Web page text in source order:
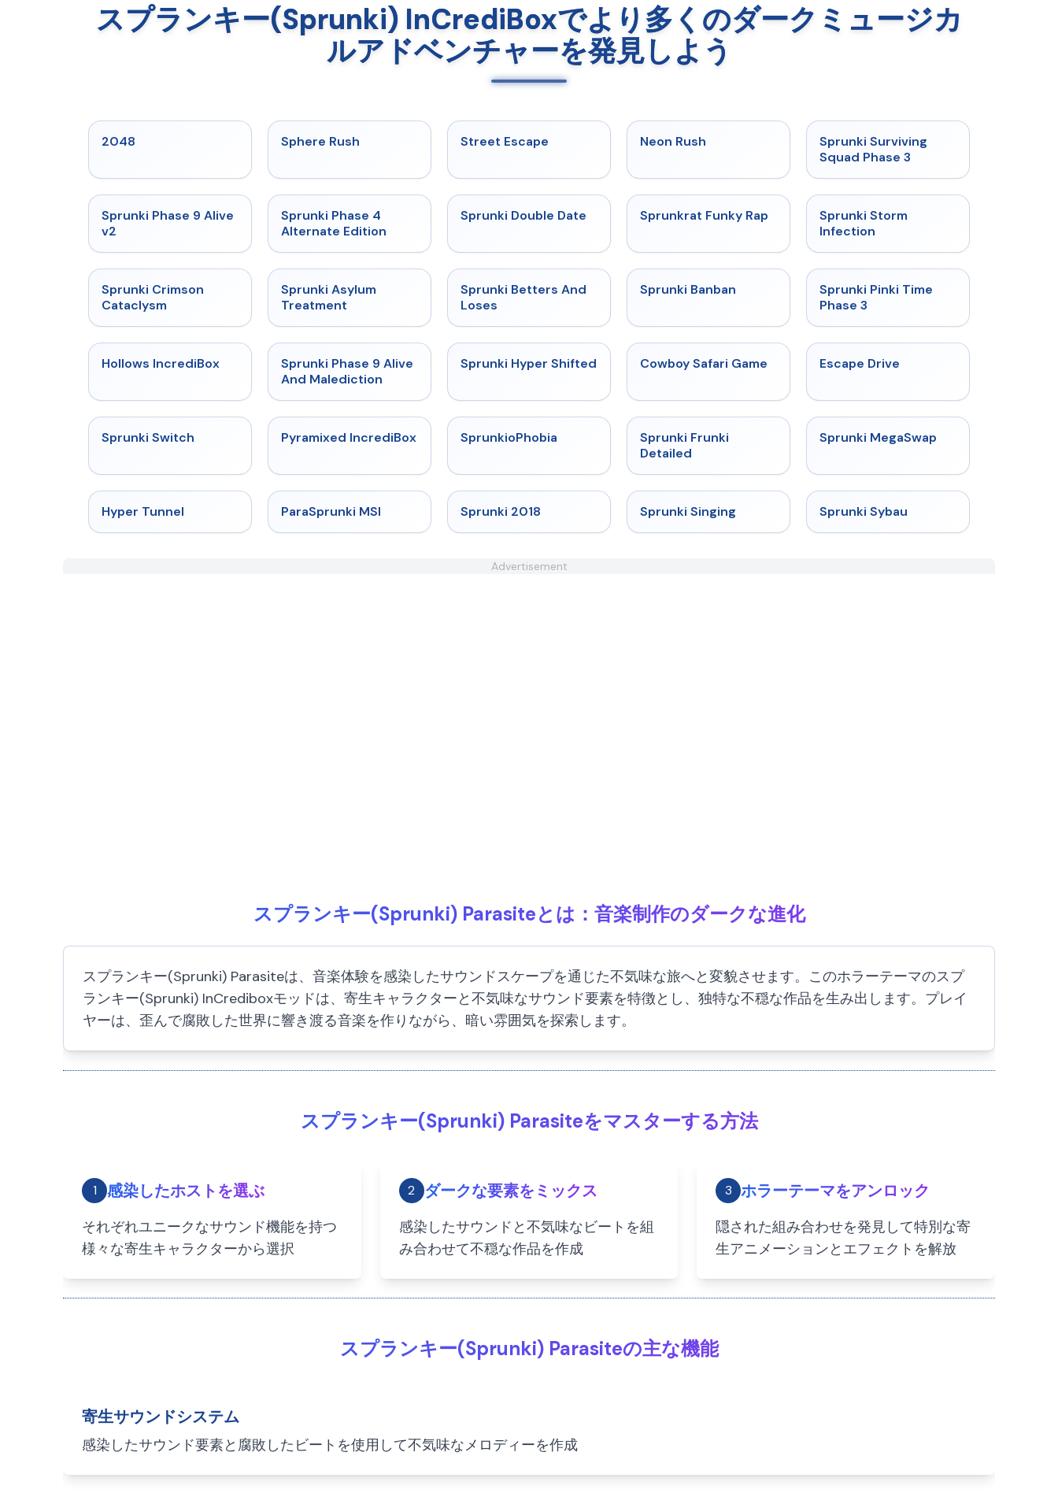
スプランキー(Sprunki) InCrediBoxでより多くのダークミュージカ
ルアドベンチャーを発見しよう
2048 Sphere Rush Street Escape Neon Rush ★
Sprunki Surviving
Squad Phase 3
★ 4.6
Sprunki Phase 9 Alive
v2
Sprunki Phase 4
Alternate Edition
★ 4.5
Sprunki Double Date ★ 4.7
Sprunkrat Funky Rap
Sprunki Storm
Infection
Sprunki Crimson
Cataclysm
Sprunki Asylum
Treatment
★ 4.6
Sprunki Betters And
Loses
Sprunki Banban ★
Sprunki Pinki Time
Phase 3
★ 4.3
Hollows IncrediBox ★ 4.4
Sprunki Phase 9 Alive
And Malediction
★ 4.5
Sprunki Hyper Shifted ★
Cowboy Safari Game Escape Drive
Sprunki Switch ★ 4.6
Pyramixed IncrediBox SprunkioPhobia
Sprunki Frunki
Detailed
★ 4.5
Sprunki MegaSwap
Hyper Tunnel ParaSprunki MSI Sprunki 2018 Sprunki Singing Sprunki Sybau
Advertisement
スプランキー(Sprunki) Parasiteとは：音楽制作のダークな進化
スプランキー(Sprunki) Parasiteは、音楽体験を感染したサウンドスケープを通じた不気味な旅へと変貌させます。このホラーテーマのスプ
ランキー(Sprunki) InCrediboxモッドは、寄生キャラクターと不気味なサウンド要素を特徴とし、独特な不穏な作品を生み出します。プレイ
ヤーは、歪んで腐敗した世界に響き渡る音楽を作りながら、暗い雰囲気を探索します。
スプランキー(Sprunki) Parasiteをマスターする方法
1 感染したホストを選ぶ
それぞれユニークなサウンド機能を持つ
様々な寄生キャラクターから選択
2 ダークな要素をミックス
感染したサウンドと不気味なビートを組
み合わせて不穏な作品を作成
3 ホラーテーマをアンロック
隠された組み合わせを発見して特別な寄
生アニメーションとエフェクトを解放
スプランキー(Sprunki) Parasiteの主な機能
寄生サウンドシステム
感染したサウンド要素と腐敗したビートを使用して不気味なメロディーを作成